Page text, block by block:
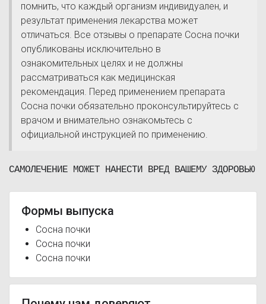
помнить, что каждый организм индивидуален, и
результат применения лекарства может
отличаться. Все отзывы о препарате Сосна почки
опубликованы исключительно в
ознакомительных целях и не должны
рассматриваться как медицинская
рекомендация. Перед применением препарата
Сосна почки обязательно проконсультируйтесь с
врачом и внимательно ознакомьтесь с
официальной инструкцией по применению.
САМОЛЕЧЕНИЕ МОЖЕТ НАНЕСТИ ВРЕД ВАШЕМУ ЗДОРОВЬЮ
Формы выпуска
Сосна почки
Сосна почки
Сосна почки